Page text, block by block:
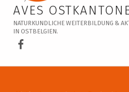
Veranstaltungskalender – AVES Ostkantone VoG
AVES
NATURKUNDLICHE WEITERBILDUNG &
IN OSTBELGIEN.
AVES Ostkantone bei